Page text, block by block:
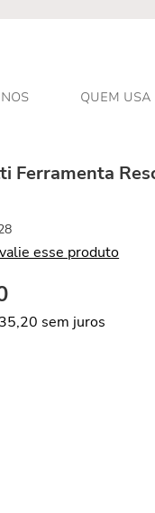
QUEM USA
Ferramenta
esse produto
,20 sem juros